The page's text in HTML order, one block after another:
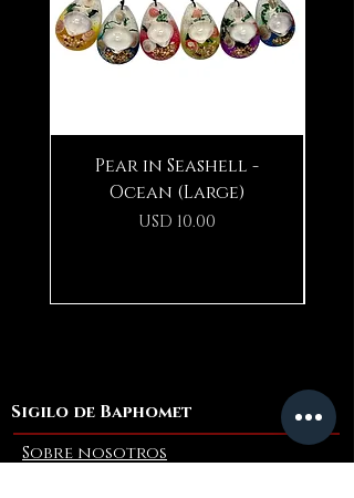
Pear in Seashell -
Ocean (Large)
Precio
USD 10.00
Sigilo de Baphomet
Sobre nosotros